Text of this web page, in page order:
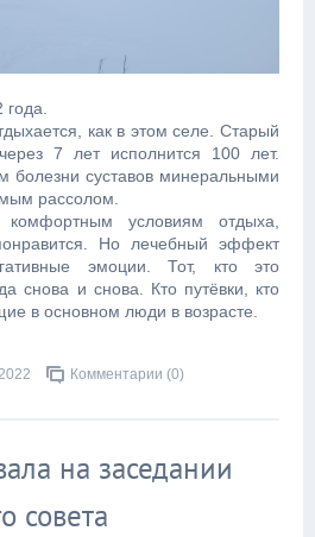
года.
как в этом селе. Старый
7 лет исполнится 100 лет.
болезни суставов минеральными
рассолом.
условиям отдыха,
Но лечебный эффект
эмоции. Тот, кто это
снова и снова. Кто путёвки, кто
в основном люди в возрасте.
Комментарии (0)
на заседании
совета